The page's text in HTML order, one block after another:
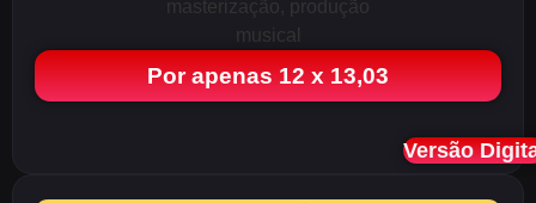
Por apenas 12 x 13,03
Versão